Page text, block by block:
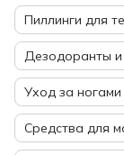
Пиллинги для
Дезодоранты и
Уход за ногами
Средства для